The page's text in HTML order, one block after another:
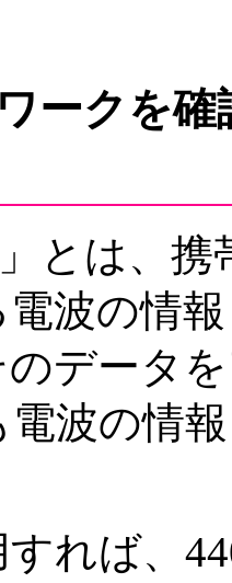
ークを
」とは、
波の情
データ
電波の情
れば、